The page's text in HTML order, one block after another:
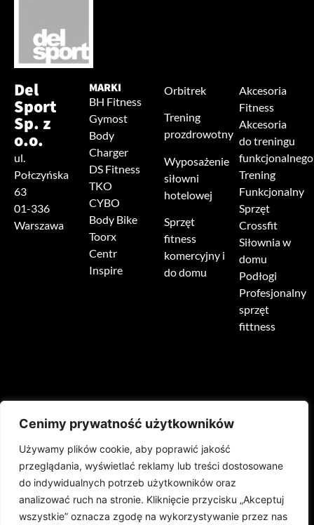
Cenimy prywatność użytkowników
Używamy plików cookie, aby poprawić jakość
przeglądania, wyświetlać reklamy lub treści dostosowane
do indywidualnych potrzeb użytkowników oraz
analizować ruch na stronie. Kliknięcie przycisku „Akceptuj
wszystkie” oznacza zgodę na wykorzystywanie przez nas
Del
Sport
Sp. z
o.o.
ul.
Połczyńska
63
01-336
Warszawa
MARKI
BH Fitness
Gymost
Body
Charger
DS Fitness
TKO
CYBO
Body Bike
Toorx
Centr
Inspire
Orbitrek
Trening
prozdrowotny
Wyposażenie
siłowni
hotelowej
Sprzęt
fitness
komercyjny i
do domu
Akcesoria
Fitness
Akcesoria
do treningu
funkcjonalnego
Trening
Funkcjonalny
Sprzęt
Crossfit
Siłownia w
domu
Podłogi
Profesjonalny
sprzęt
fittness
HOME O NAS PRODUKTY REALIZACJE
PODŁOGI SPORTOWE AKTUALNOŚCI MARKI